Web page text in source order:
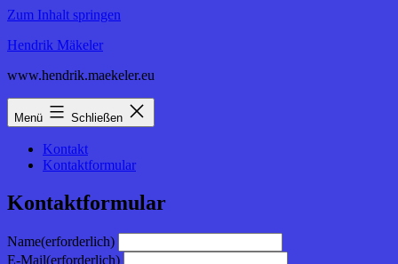
Zum Inhalt springen
Hendrik Mäkeler
www.hendrik.maekeler.eu
Menü Schließen
Kontakt
Kontaktformular
Kontaktformular
Name(erforderlich)
E-Mail(erforderlich)